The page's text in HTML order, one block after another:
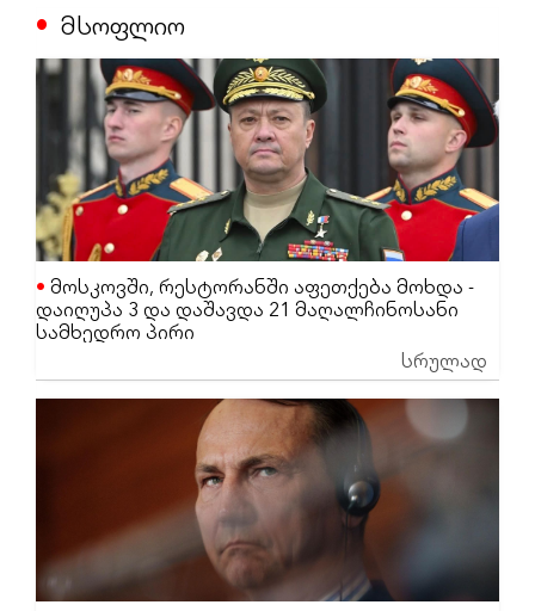
მსოფლიო
მოსკოვში, რესტორანში აფეთქება მოხდა -
დაიღუპა 3 და დაშავდა 21 მაღალჩინოსანი
სამხედრო პირი
სრულად